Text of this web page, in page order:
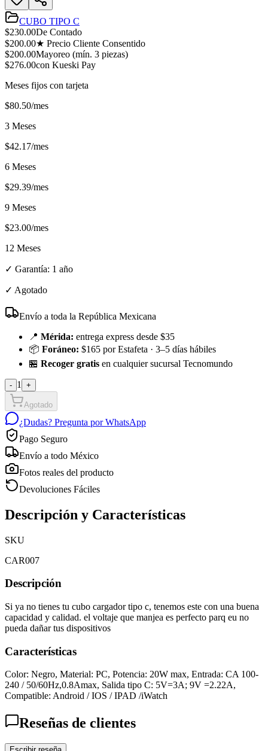
CUBO TIPO C
$230.00De Contado
$200.00★ Precio Cliente Consentido
$200.00Mayoreo (mín. 3 piezas)
$276.00con Kueski Pay
Meses fijos con tarjeta
$80.50/mes
3 Meses
$42.17/mes
6 Meses
$29.39/mes
9 Meses
$23.00/mes
12 Meses
✓ Garantía: 1 año
✓ Agotado
Envío a toda la República Mexicana
📍 Mérida: entrega express desde $35
📦 Foráneo: $165 por Estafeta · 3–5 días hábiles
🏪 Recoger gratis en cualquier sucursal Tecnomundo
- 1 +
Agotado
¿Dudas? Pregunta por WhatsApp
Pago Seguro
Envío a todo México
Fotos reales del producto
Devoluciones Fáciles
Descripción y Características
SKU
CAR007
Descripción
Si ya no tienes tu cubo cargador tipo c, tenemos este con una buena
capacidad y calidad. el voltaje que manjea es perfecto parq eu no
pueda dañar tus dispositivos
Características
Color: Negro, Material: PC, Potencia: 20W max, Entrada: CA 100-
240 / 50/60Hz,0.8Amax, Salida tipo C: 5V=3A; 9V =2.22A,
Compatible: Android / IOS / IPAD /iWatch
Reseñas de clientes